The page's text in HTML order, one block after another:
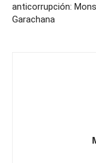
anticorrupción:
Garachana